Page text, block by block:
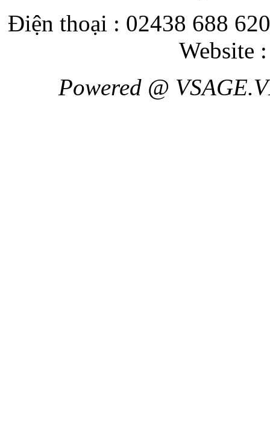
Điện thoại : 02438 688
Website
Powered @